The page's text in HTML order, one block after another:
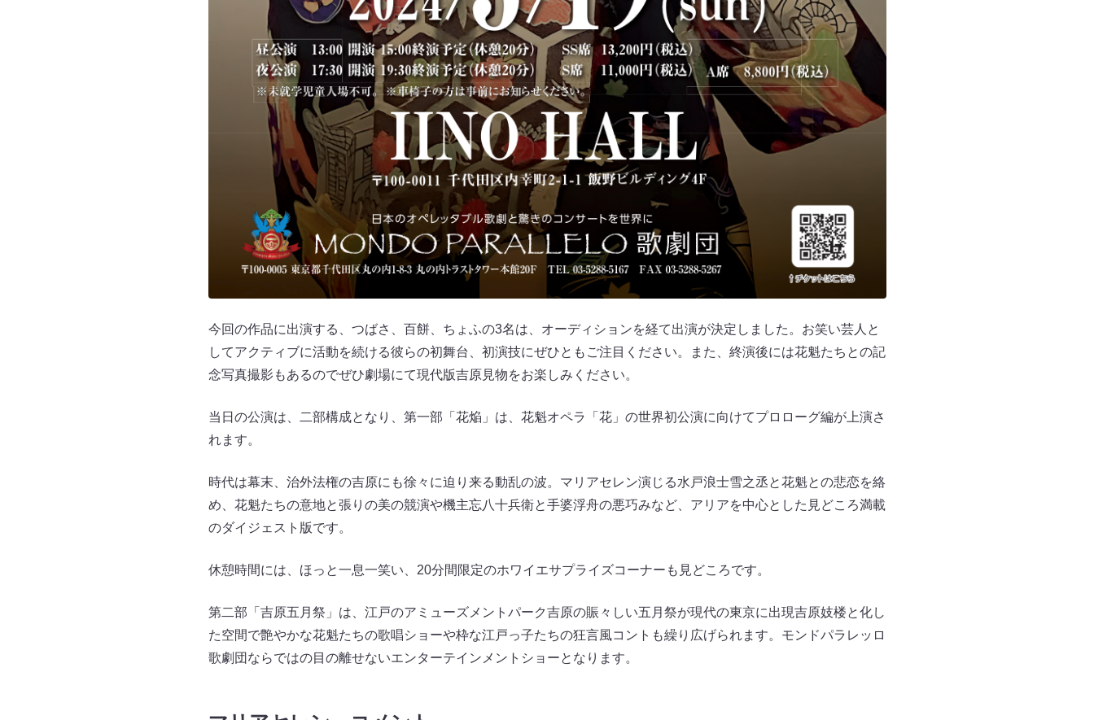
今回の作品に出演する、つばさ、百餅、ちょふの3名は、オーディションを経て出演が決定しました。お笑い芸人と
してアクティブに活動を続ける彼らの初舞台、初演技にぜひともご注目ください。また、終演後には花魁たちとの記
念写真撮影もあるのでぜひ劇場にて現代版吉原見物をお楽しみください。
当日の公演は、二部構成となり、第一部「花焔」は、花魁オペラ「花」の世界初公演に向けてプロローグ編が上演さ
れます。
時代は幕末、治外法権の吉原にも徐々に迫り来る動乱の波。マリアセレン演じる水戸浪士雪之丞と花魁との悲恋を絡
め、花魁たちの意地と張りの美の競演や機主忘八十兵衛と手婆浮舟の悪巧みなど、アリアを中心とした見どころ満載
のダイジェスト版です。
休憩時間には、ほっと一息一笑い、20分間限定のホワイエサプライズコーナーも見どころです。
第二部「吉原五月祭」は、江戸のアミューズメントパーク吉原の賑々しい五月祭が現代の東京に出現吉原妓楼と化し
た空間で艶やかな花魁たちの歌唱ショーや枠な江戸っ子たちの狂言風コントも繰り広げられます。モンドパラレッロ
歌劇団ならではの目の離せないエンターテインメントショーとなります。